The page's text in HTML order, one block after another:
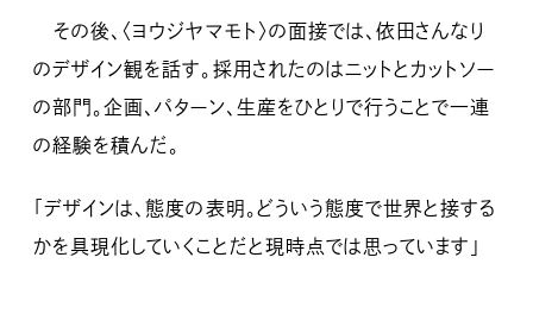
その後、〈ヨウジヤマモト〉の面接では、依田さんなり
のデザイン観を話す。採用されたのはニットとカットソー
の部門。企画、パターン、生産をひとりで行うことで一連
の経験を積んだ。
「デザインは、態度の表明。どういう態度で世界と接する
かを具現化していくことだと現時点では思っています」